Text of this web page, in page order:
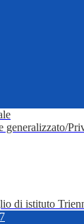
generalizzato/
di istituto